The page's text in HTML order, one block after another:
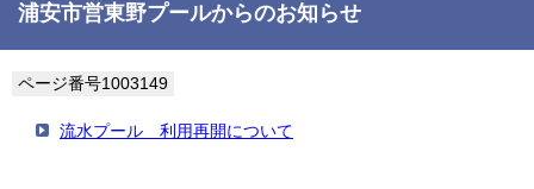
浦安市営東野プールからのお知らせ
ページ番号1003149
流水プール 利用再開について